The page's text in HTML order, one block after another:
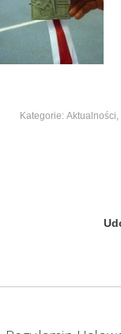
Kategorie: Aktualności,